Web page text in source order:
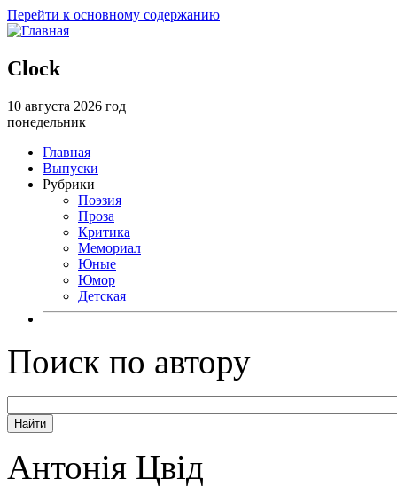
Перейти к основному содержанию
Clock
10 августа 2026 год
понедельник
Главная
Выпуски
Рубрики
Поэзия
Проза
Критика
Мемориал
Юные
Юмор
Детская
Поиск по автору
Антонія Цвід